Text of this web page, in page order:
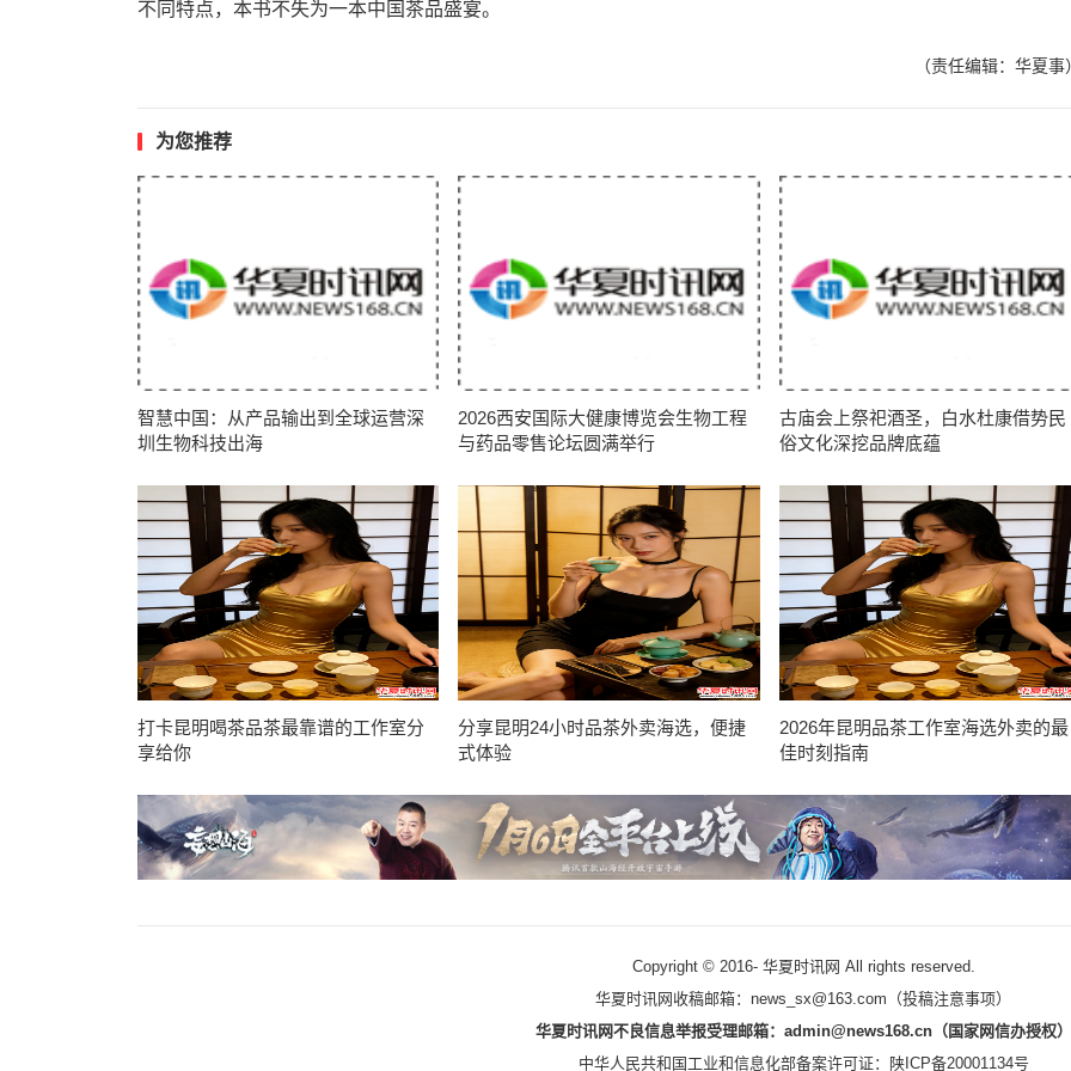
不同特点，本书不失为一本中国茶品盛宴。
（责任编辑：华夏事
为您推荐
智慧中国：从产品输出到全球运营深
圳生物科技出海
2026西安国际大健康博览会生物工程
与药品零售论坛圆满举行
古庙会上祭祀酒圣，白水杜康借势民
俗文化深挖品牌底蕴
打卡昆明喝茶品茶最靠谱的工作室分
享给你
分享昆明24小时品茶外卖海选，便捷
式体验
2026年昆明品茶工作室海选外卖的最
佳时刻指南
Copyright © 2016-华夏时讯网 All rights reserved.
华夏时讯网收稿邮箱：news_sx@163.com（投稿注意事项）
华夏时讯网不良信息举报受理邮箱：admin@news168.cn（国家网信办授权）
中华人民共和国工业和信息化部备案许可证： 陕ICP备20001134号